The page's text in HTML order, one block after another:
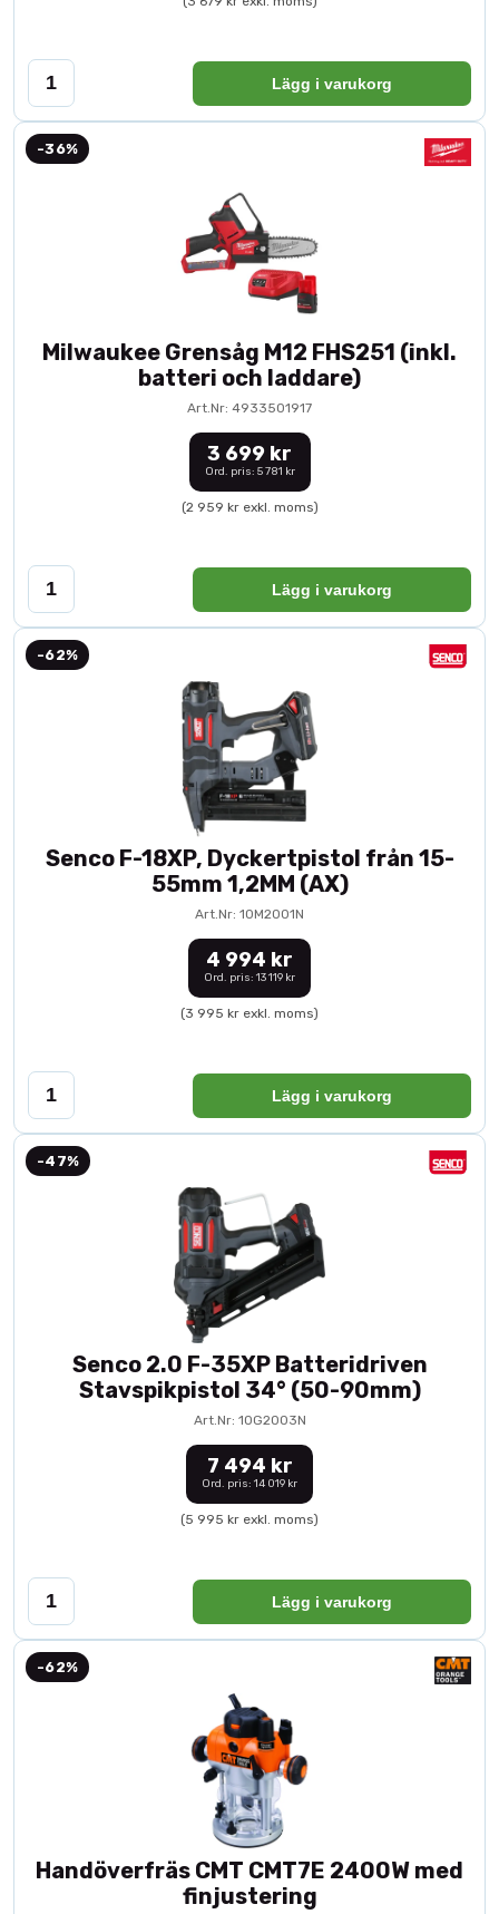
Lägg i varukorg
-36%
Milwaukee Grensåg M12 FHS251 (inkl.
batteri och laddare)
Art.Nr: 4933501917
3 699 kr
Ord. pris: 5 781 kr
(2 959 kr exkl. moms)
Lägg i varukorg
-62%
Senco F-18XP, Dyckertpistol från 15-
55mm 1,2MM (AX)
Art.Nr: 10M2001N
4 994 kr
Ord. pris: 13 119 kr
(3 995 kr exkl. moms)
Lägg i varukorg
-47%
Senco 2.0 F-35XP Batteridriven
Stavspikpistol 34° (50-90mm)
Art.Nr: 10G2003N
7 494 kr
Ord. pris: 14 019 kr
(5 995 kr exkl. moms)
Lägg i varukorg
-62%
Handöverfräs CMT CMT7E 2400W med
finjustering